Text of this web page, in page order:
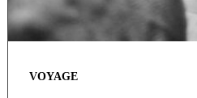
VOYAGE